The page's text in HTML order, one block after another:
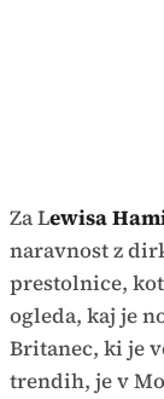
Za Lewisa
naravnost z
prestolnice,
ogleda, kaj je
Britanec, ki je
trendih, je v